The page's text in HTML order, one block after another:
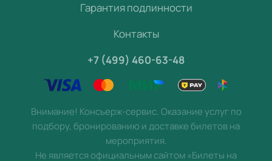
Гарантия подлинности
Контакты
+7 (499) 460-63-48
Внимание! Консьерж-сервис. Оказание услуг по
подбору, бронированию и доставке билетов на
мероприятия.
Не является официальным сайтом «Билеты на